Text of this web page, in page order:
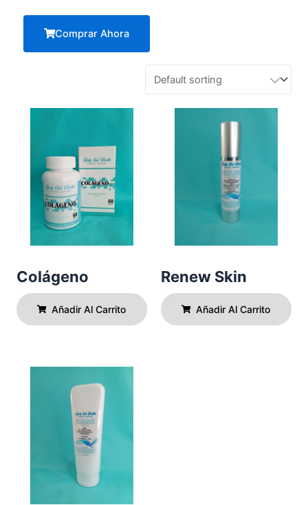
Comprar Ahora
Colágeno
Añadir Al Carrito
Renew Skin
Añadir Al Carrito